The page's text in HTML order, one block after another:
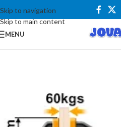
Skip to navigation
Skip to main content
MENU